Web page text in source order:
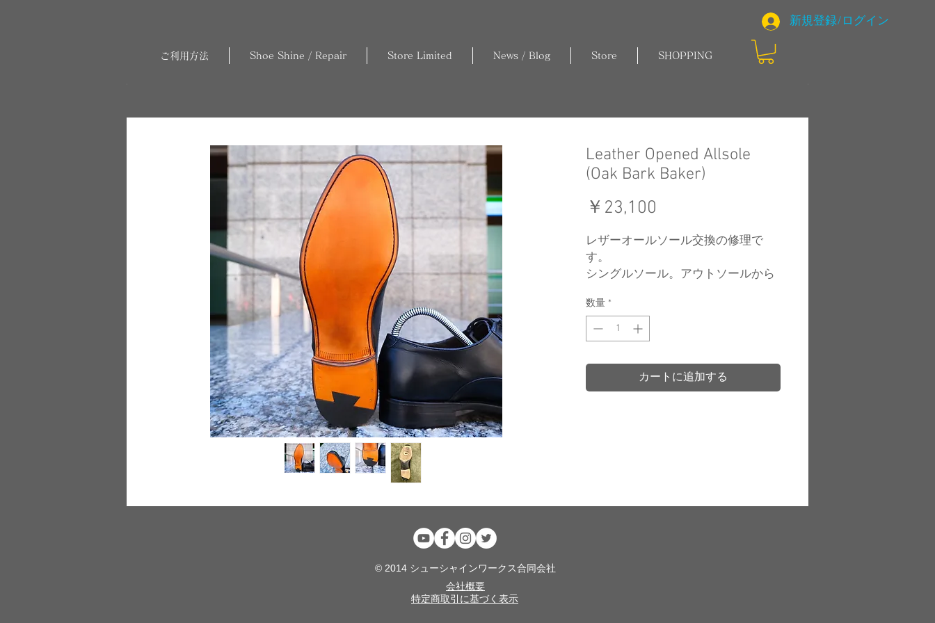
新規登録/ログイン
ご利用方法 Shoe Shine / Repair Store Limited News / Blog Store SHOPPING
Leather Opened Allsole
(Oak Bark Baker)
￥23,100
格
レザーオールソール交換の修理で
す。
シングルソール。アウトソールから
イギリスの老舗タンナー・ベイカー
社。
ジョンロブをはじめとした英国最高
級紳士靴に使用されていることで有
数量 *
カートに追加する
© 2014 シューシャインワークス合同会社
会社概要
特定商取引に基づく表示